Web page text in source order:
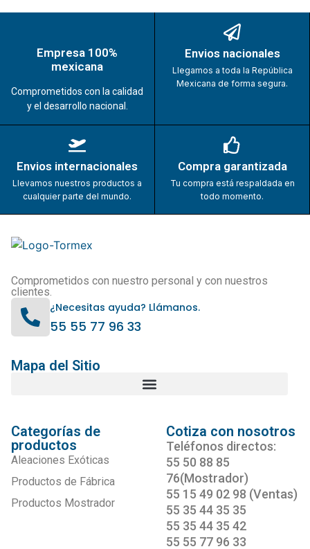
Empresa 100%
mexicana
Comprometidos con la calidad
y el desarrollo nacional.
Envios nacionales
Llegamos a toda la República
Mexicana de forma segura.
Envios internacionales
Llevamos nuestros productos a
cualquier parte del mundo.
Compra garantizada
Tu compra está respaldada en
todo momento.
Comprometidos con nuestro personal y con nuestros
clientes.
¿Necesitas ayuda? Llámanos.
55 55 77 96 33
Mapa del Sitio
Categorías de
productos
Aleaciones Exóticas
Productos de Fábrica
Productos Mostrador
Cotiza con nosotros
Teléfonos directos:
55 50 88 85
76(Mostrador)
55 15 49 02 98 (Ventas)
55 35 44 35 35
55 35 44 35 42
55 55 77 96 33